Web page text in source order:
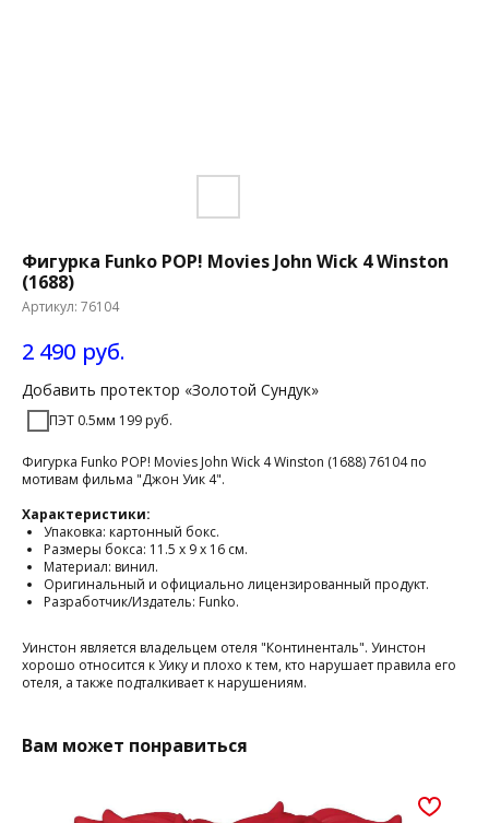
Фигурка Funko POP! Movies John Wick 4 Winston
(1688)
Артикул: 76104
2 490 руб.
Добавить протектор «Золотой Сундук»
ПЭТ 0.5мм 199 руб.
Фигурка Funko POP! Movies John Wick 4 Winston (1688) 76104 по
мотивам фильма "Джон Уик 4".
Характеристики:
Упаковка: картонный бокс.
Размеры бокса: 11.5 х 9 х 16 см.
Материал: винил.
Оригинальный и официально лицензированный продукт.
Разработчик/Издатель: Funko.
Уинстон является владельцем отеля "Континенталь". Уинстон
хорошо относится к Уику и плохо к тем, кто нарушает правила его
отеля, а также подталкивает к нарушениям.
Вам может понравиться